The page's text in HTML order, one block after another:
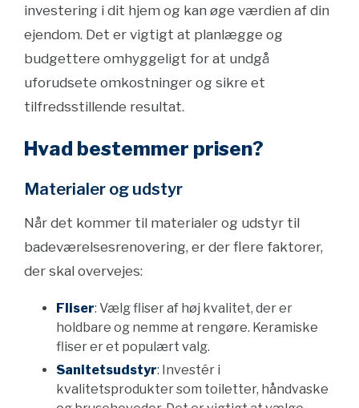
investering i dit hjem og kan øge værdien af din
ejendom. Det er vigtigt at planlægge og
budgettere omhyggeligt for at undgå
uforudsete omkostninger og sikre et
tilfredsstillende resultat.
Hvad bestemmer prisen?
Materialer og udstyr
Når det kommer til materialer og udstyr til
badeværelsesrenovering, er der flere faktorer,
der skal overvejes:
Fliser: Vælg fliser af høj kvalitet, der er
holdbare og nemme at rengøre. Keramiske
fliser er et populært valg.
Sanitetsudstyr: Investér i
kvalitetsprodukter som toiletter, håndvaske